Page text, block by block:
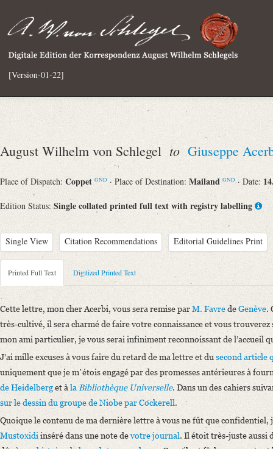
[Version-01-22]
August Wilhelm von Schlegel to Giuseppe
Place of Dispatch: Coppet GND · Place of Destination: Mailand GND · Date:
Edition Status: Single collated printed full text with registry labelling
Single View Citation Recommendations Editorial Guidelines Print
Metadata Concerning Header
Sender: August Wilhelm von Schlegel
Recipient: Giuseppe Acerbi
Place of Dispatch: Coppet
Place of Destination: Mailand
Date: 14.10.1816
Notations: Empfangsort erschlossen.
Printed Text
Provider: Dresden, Sächsische Landesbibliothek - Staats- und
OAI Id: 366865145-18960000
Bibliography: Luzio, Alessandro: Giuseppe Acerbi e la „Biblioteca
Printed Full Text Digitized Printed Text
Cette lettre, mon cher Acerbi, vous sera remise parM. FavredeGenève.
très-cultivé, il sera charmé de faire votre connaissance et vous
mon ami particulier, je vous serai infiniment reconnoissant de l’accueil
J’ai mille excuses à vous faire du retard de ma lettre et du second article
uniquement que je mʼétois engagé par des promesses antérieures à
deHeidelberget à la Bibliothèque Universelle. Dans un des cahiers
surle dessin du groupe de Niobe parCockerell.
Quoique le contenu de ma dernière lettre à vous ne fût que confidentiel,
Mustoxidi inséré dans une note devotre journal. Il étoit très-juste aussi